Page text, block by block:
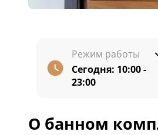
Режим работы
Сегодня: 10:00 -
23:00
О банном